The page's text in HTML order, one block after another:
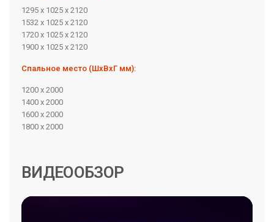
1295 х 1025 х 2120
1532 х 1025 х 2120
1720 х 1025 х 2120
1900 х 1025 х 2120
Спальное место (ШхВхГ мм):
1200 х 2000
1400 х 2000
1600 х 2000
1800 х 2000
ВИДЕООБЗОР